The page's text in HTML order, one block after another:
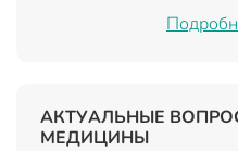
АКТУАЛЬНЫЕ
МЕДИЦИНЫ